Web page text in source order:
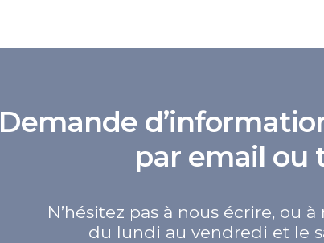
Demande
par email ou
N’hésitez pas à nous écrire, ou
du lundi au vendredi et le